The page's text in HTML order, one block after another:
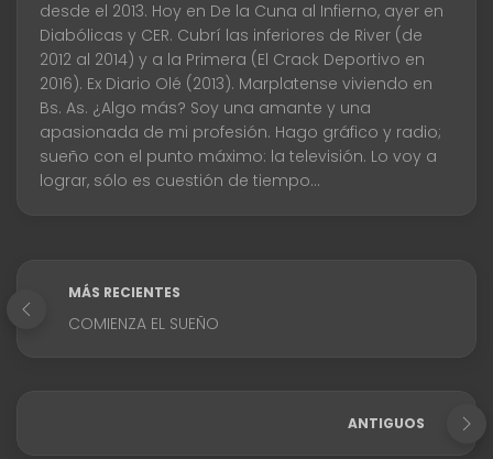
desde el 2013. Hoy en De la Cuna al Infierno, ayer en
Diabólicas y CER. Cubrí las inferiores de River (de
2012 al 2014) y a la Primera (El Crack Deportivo en
2016). Ex Diario Olé (2013). Marplatense viviendo en
Bs. As. ¿Algo más? Soy una amante y una
apasionada de mi profesión. Hago gráfico y radio;
sueño con el punto máximo: la televisión. Lo voy a
lograr, sólo es cuestión de tiempo...
MÁS RECIENTES
COMIENZA EL SUEÑO
ANTIGUOS